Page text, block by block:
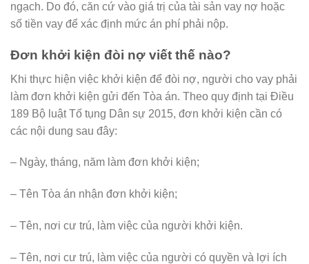
ngạch. Do đó, căn cứ vào giá trị của tài sản vay nợ hoặc
số tiền vay để xác định mức án phí phải nộp.
Đơn khởi kiện đòi nợ viết thế nào?
Khi thực hiện việc khởi kiện để đòi nợ, người cho vay phải
làm đơn khởi kiện gửi đến Tòa án. Theo quy định tại Điều
189 Bộ luật Tố tụng Dân sự 2015, đơn khởi kiện cần có
các nội dung sau đây:
– Ngày, tháng, năm làm đơn khởi kiện;
– Tên Tòa án nhận đơn khởi kiện;
– Tên, nơi cư trú, làm việc của người khởi kiện.
– Tên, nơi cư trú, làm việc của người có quyền và lợi ích